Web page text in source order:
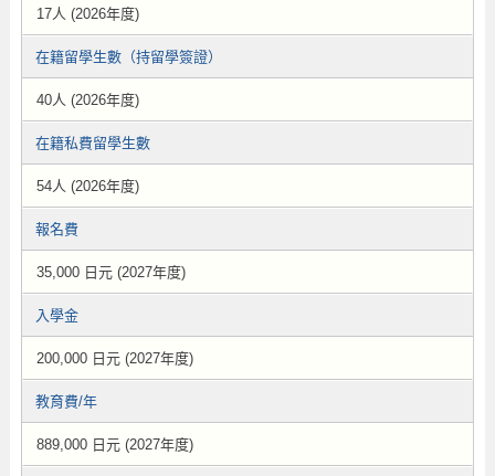
17人 (2026年度)
在籍留學生數（持留學簽證）
40人 (2026年度)
在籍私費留學生數
54人 (2026年度)
報名費
35,000 日元 (2027年度)
入學金
200,000 日元 (2027年度)
教育費/年
889,000 日元 (2027年度)